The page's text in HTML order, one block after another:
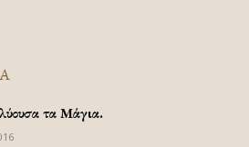
τα Μάγια.